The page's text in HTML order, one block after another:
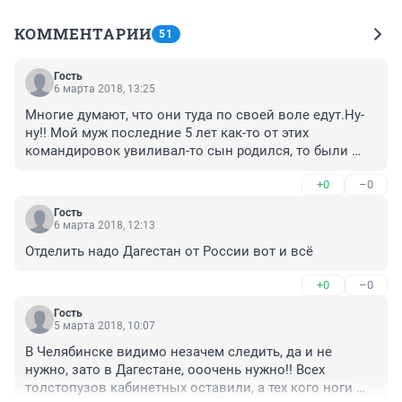
КОММЕНТАРИИ 51
Гость
6 марта 2018, 13:25
Многие думают, что они туда по своей воле едут.Ну-
ну!! Мой муж последние 5 лет как-то от этих
командировок увиливал-то сын родился, то были
защищает...А вот осенью придется ехать, т.к. до
пенсии еще 1год остался,и не хочется ее терять.И не
отдыхают там, а рискуют жизнью. Коллега мужа вот 2
ввели КТО - был бой и его ранили, ну и он, правда,
никакой перспективы к деторождению.Это "отдохнул"
называется??? Муж мой еще на срочке в Чечне ранен
был, снова туда ехать рисковать жизнью в
добровольно-принудительном порядке?Имея уже
семью и ребенка?У них же якобы "добровольцы" едут,
а по факту-надо от подразделения 2-3 человека и
+0 –0
Гость
6 марта 2018, 12:13
Отделить надо Дагестан от России вот и всё
+0 –0
Гость
5 марта 2018, 10:07
В Челябинске видимо незачем следить, да и не
нужно, зато в Дагестане, ооочень нужно!! Всех
толстопузов кабинетных оставили, а тех кого ноги